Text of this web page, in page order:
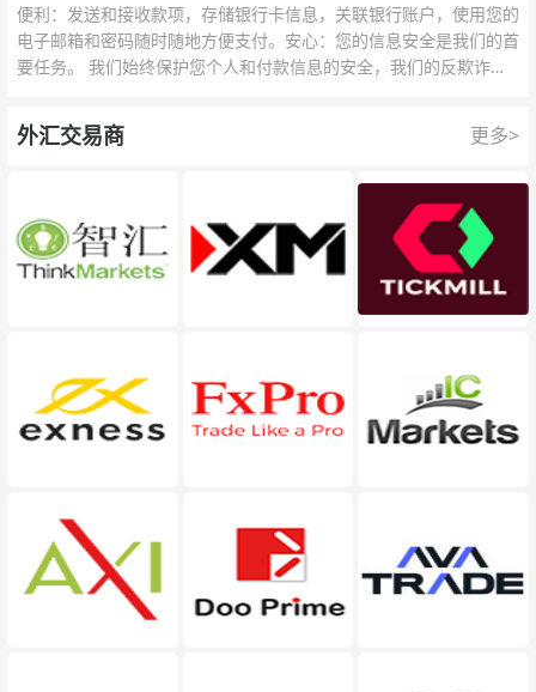
便利：发送和接收款项，存储银行卡信息，关联银行账户，使用您的
电子邮箱和密码随时随地方便支付。安心：您的信息安全是我们的首
要任务。 我们始终保护您个人和付款信息的安全，我们的反欺诈团
外汇交易商 更多>